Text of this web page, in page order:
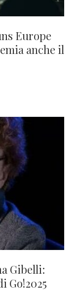
Europe
anche il
Gibelli:
Go!2025